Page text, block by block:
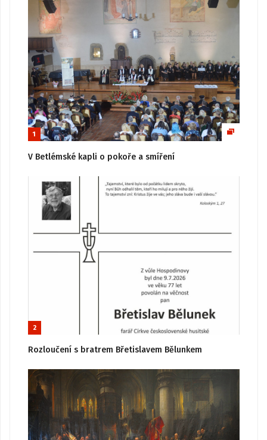
1
V Betlémské kapli o pokoře a smíření
2
Rozloučení s bratrem Břetislavem Bělunkem